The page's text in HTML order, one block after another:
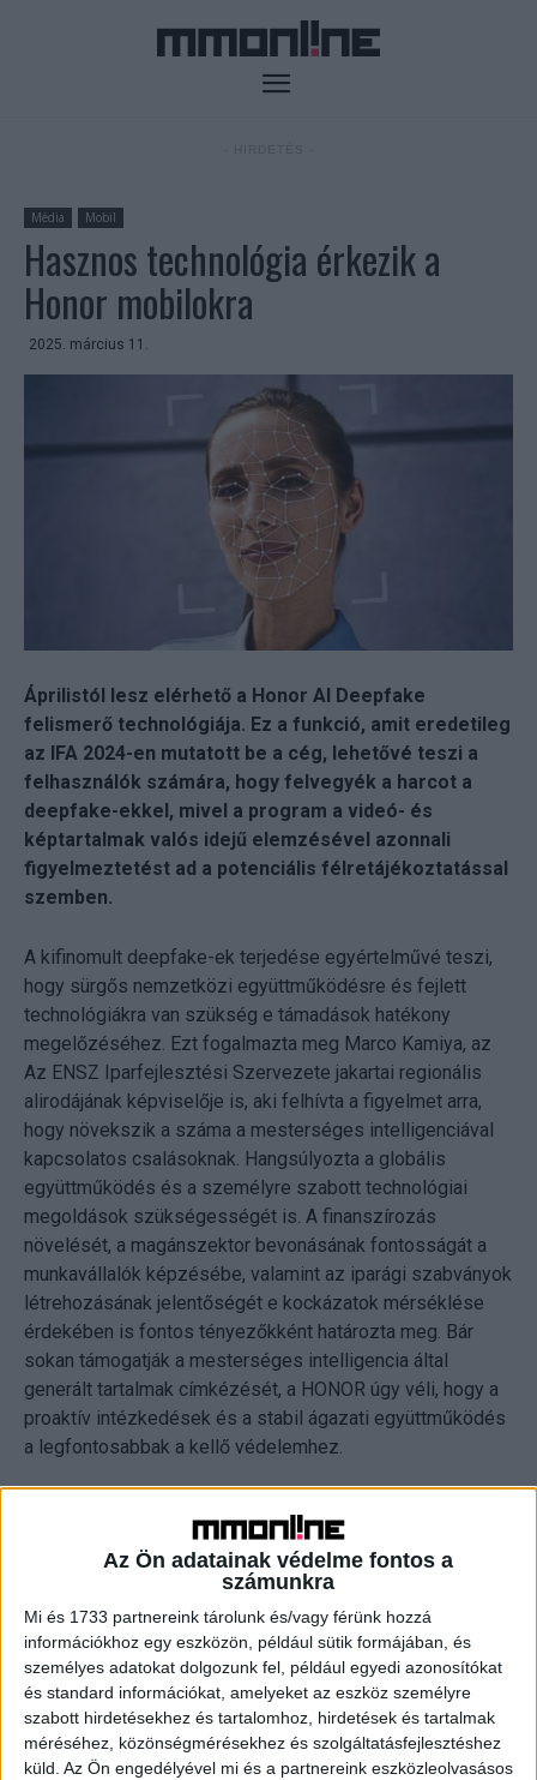
Az Ön adatainak védelme fontos a
számunkra
Mi és 1733 partnereink tárolunk és/vagy férünk hozzá
információkhoz egy eszközön, például sütik formájában, és
személyes adatokat dolgozunk fel, például egyedi azonosítókat
és standard információkat, amelyeket az eszköz személyre
szabott hirdetésekhez és tartalomhoz, hirdetések és tartalmak
méréséhez, közönségmérésekhez és szolgáltatásfejlesztéshez
küld. Az Ön engedélyével mi és a partnereink eszközleolvasásos
Média Mobil
Hasznos technológia érkezik a
Honor mobilokra
2025. március 11.
Áprilistól lesz elérhető a Honor AI Deepfake
felismerő technológiája. Ez a funkció, amit eredetileg
az IFA 2024-en mutatott be a cég, lehetővé teszi a
felhasználók számára, hogy felvegyék a harcot a
deepfake-ekkel, mivel a program a videó- és
képtartalmak valós idejű elemzésével azonnali
figyelmeztetést ad a potenciális félretájékoztatással
szemben.
A kifinomult deepfake-ek terjedése egyértelművé teszi,
hogy sürgős nemzetközi együttműködésre és fejlett
technológiákra van szükség e támadások hatékony
megelőzéséhez. Ezt fogalmazta meg Marco Kamiya, az
Az ENSZ Iparfejlesztési Szervezete jakartai regionális
alirodájának képviselője is, aki felhívta a figyelmet arra,
hogy növekszik a száma a mesterséges intelligenciával
kapcsolatos csalásoknak. Hangsúlyozta a globális
együttműködés és a személyre szabott technológiai
megoldások szükségességét is. A finanszírozás
növelését, a magánszektor bevonásának fontosságát a
munkavállalók képzésébe, valamint az iparági szabványok
létrehozásának jelentőségét e kockázatok mérséklése
érdekében is fontos tényezőkként határozta meg. Bár
sokan támogatják a mesterséges intelligencia által
generált tartalmak címkézését, a HONOR úgy véli, hogy a
proaktív intézkedések és a stabil ágazati együttműködés
a legfontosabbak a kellő védelemhez.
proaktív lépéseket tett annak érdekében, hogy megvédje a
felhasználókat az egyre gyakoribbá váló deepfake-es
fenyegetésektől. Az IFA 2024-en debütált a HONOR saját
fejlesztésű AI Deepfake felismerő technológiája, ami
elemzi a finom, az emberi szem számára gyakran
láthatatlan következetlenségeket, beleértve a pixel-szintű
tökéletlenségeket, a képkockák közötti folytonosságot,
valamint az arc és a frizura, illetve az arcvonások
konzisztenciáját. A manipulált tartalom észlelésekor